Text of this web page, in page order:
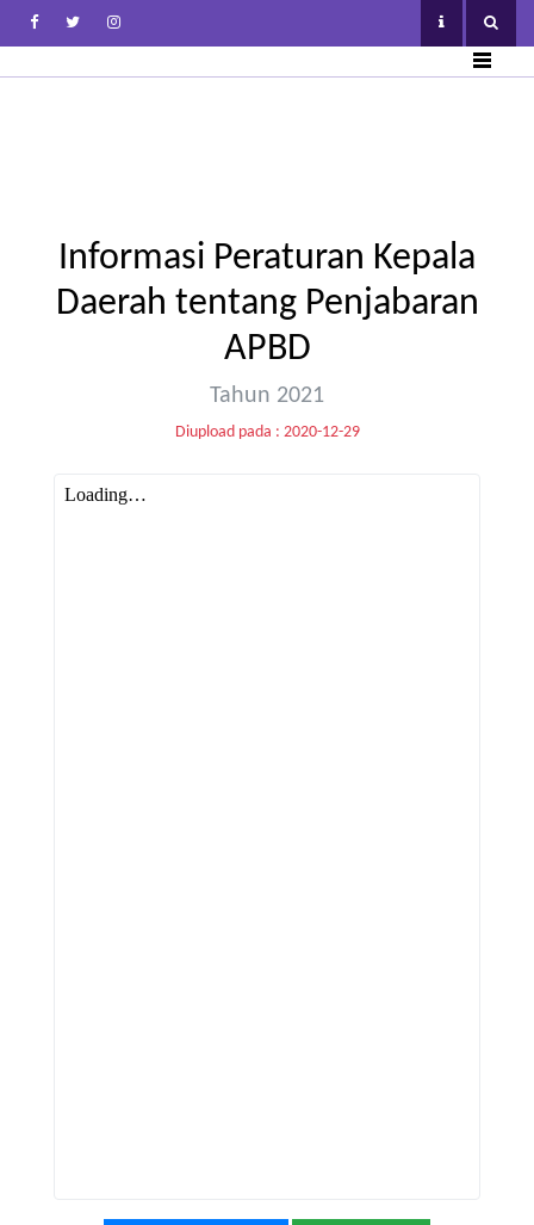
Informasi Peraturan Kepala
Daerah tentang Penjabaran
APBD
Tahun 2021
Diupload pada : 2020-12-29